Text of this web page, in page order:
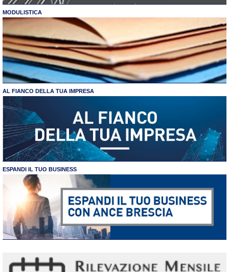
MODULISTICA
AL FIANCO DELLA TUA IMPRESA
ESPANDI IL TUO BUSINESS